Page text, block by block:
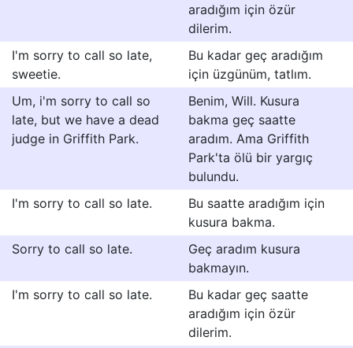
aradığım için özür
dilerim.
I'm sorry to call so late,
sweetie.
Bu kadar geç aradığım
için üzgünüm, tatlım.
Um, i'm sorry to call so
late, but we have a dead
judge in Griffith Park.
Benim, Will. Kusura
bakma geç saatte
aradım. Ama Griffith
Park'ta ölü bir yargıç
bulundu.
I'm sorry to call so late.
Bu saatte aradığım için
kusura bakma.
Sorry to call so late.
Geç aradım kusura
bakmayın.
I'm sorry to call so late.
Bu kadar geç saatte
aradığım için özür
dilerim.